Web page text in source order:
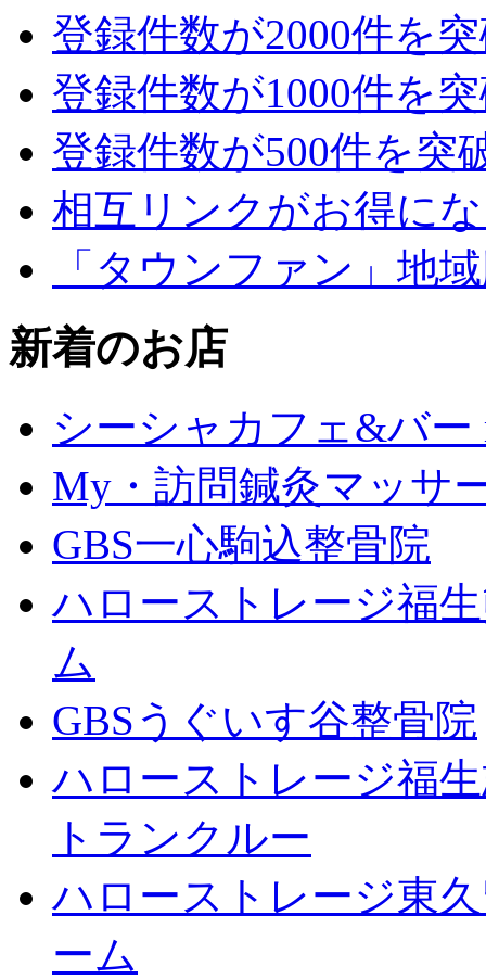
登録件数が2000件を
登録件数が1000件を
登録件数が500件を突
相互リンクがお得に
「タウンファン」地
新着のお店
シーシャカフェ&バー
My・訪問鍼灸マッサ
GBS一心駒込整骨院
ハローストレージ福
ム
GBSうぐいす谷整骨院
ハローストレージ福
トランクルー
ハローストレージ東
ーム